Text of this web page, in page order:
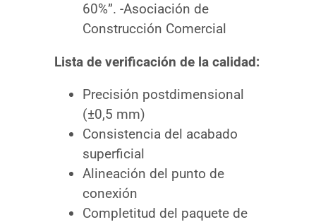
60%”. -Asociación de
Construcción Comercial
Lista de verificación de la calidad:
Precisión postdimensional
(±0,5 mm)
Consistencia del acabado
superficial
Alineación del punto de
conexión
Completitud del paquete de